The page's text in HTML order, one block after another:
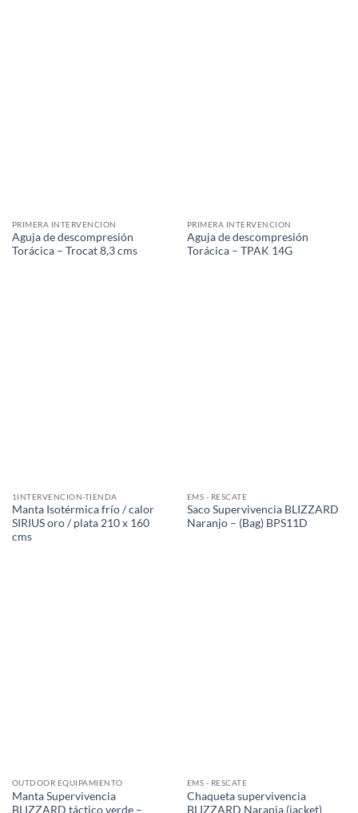
PRIMERA INTERVENCION
Aguja de descompresión
Torácica – Trocat 8,3 cms
PRIMERA INTERVENCION
Aguja de descompresión
Torácica – TPAK 14G
1INTERVENCION-TIENDA
Manta Isotérmica frío / calor
SIRIUS oro / plata 210 x 160
cms
EMS - RESCATE
Saco Supervivencia BLIZZARD
Naranjo – (Bag) BPS11D
OUTDOOR EQUIPAMIENTO
Manta Supervivencia
BLIZZARD táctico verde –
EMS - RESCATE
Chaqueta supervivencia
BLIZZARD Naranja (jacket)